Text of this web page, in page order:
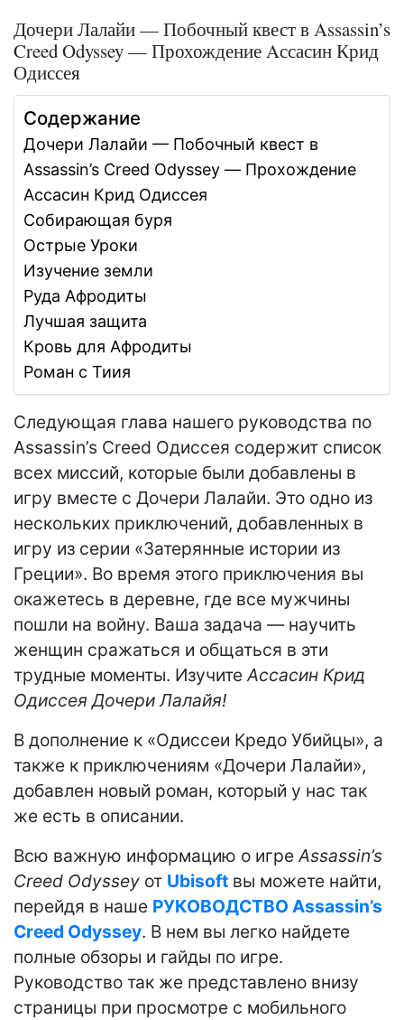
Дочери Лалайи — Побочный квест в Assassin’s
Creed Odyssey — Прохождение Aссасин Крид
Одиссея
Содержание
Дочери Лалайи — Побочный квест в
Assassin’s Creed Odyssey — Прохождение
Aссасин Крид Одиссея
Собирающая буря
Острые Уроки
Изучение земли
Руда Афродиты
Лучшая защита
Кровь для Афродиты
Роман с Тиия
Следующая глава нашего руководства по
Assassin’s Creed Одиссея содержит список
всех миссий, которые были добавлены в
игру вместе с Дочери Лалайи. Это одно из
нескольких приключений, добавленных в
игру из серии «Затерянные истории из
Греции». Во время этого приключения вы
окажетесь в деревне, где все мужчины
пошли на войну. Ваша задача — научить
женщин сражаться и общаться в эти
трудные моменты. ИзучитеAссасин Крид
Одиссея Дочери Лалайя!
В дополнение к «Одиссеи Кредо Убийцы», а
также к приключениям «Дочери Лалайи»,
добавлен новый роман, который у нас так
же есть в описании.
Всю важную информацию о игреAssassin’s
Creed Odyssey от Ubisoft вы можете найти,
перейдя в наше РУКОВОДСТВО Assassin’s
Creed Odyssey. В нем вы легко найдете
полные обзоры и гайды по игре.
Руководство так же представлено внизу
страницы при просмотре с мобильного